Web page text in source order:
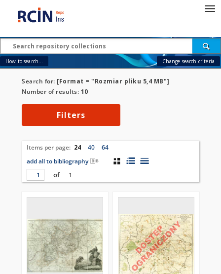
How to search... Change search criteria
Search for: [Format = "Rozmiar pliku 5,4 MB"]
Number of results: 10
Filters
Items per page: 24 40
64
add all to bibliography
of
1